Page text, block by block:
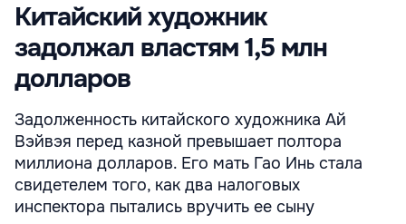
Китайский художник
задолжал властям 1,5 млн
долларов
Задолженность китайского художника Ай
Вэйвэя перед казной превышает полтора
миллиона долларов. Его мать Гао Инь стала
свидетелем того, как два налоговых
инспектора пытались вручить ее сыну